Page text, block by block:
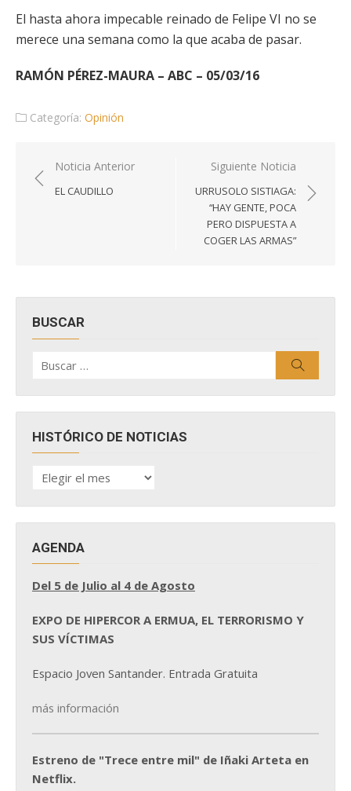
El hasta ahora impecable reinado de Felipe VI no se
merece una semana como la que acaba de pasar.
RAMÓN PÉREZ-MAURA – ABC – 05/03/16
Categoría: Opinión
Navegación
de
Noticia Anterior
EL CAUDILLO
Siguiente Noticia
URRUSOLO SISTIAGA:
“HAY GENTE, POCA
PERO DISPUESTA A
COGER LAS ARMAS”
BUSCAR
por:
HISTÓRICO DE NOTICIAS
HISTÓRICO
DE
AGENDA
Del 5 de Julio al 4 de Agosto
EXPO DE HIPERCOR A ERMUA, EL TERRORISMO Y
SUS VÍCTIMAS
Espacio Joven Santander. Entrada Gratuita
más información
Estreno de "Trece entre mil" de Iñaki Arteta en
Netflix.